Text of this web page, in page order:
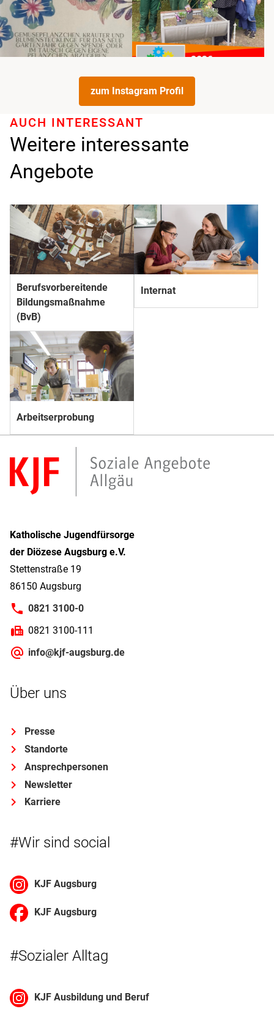
zum Instagram Profil
Weitere interessante
Angebote
AUCH INTERESSANT
Berufs­­vorbereitende
Bildungs­­maßnahme
(BvB)
Internat
Arbeitserprobung
Katholische Jugendfürsorge
der Diözese Augsburg e.V.
Stettenstraße 19
86150 Augsburg
0821 3100-0
0821 3100-111
info@kjf-augsburg.de
Über uns
Presse
Standorte
Ansprechpersonen
Newsletter
Karriere
#Wir sind social
KJF Augsburg
KJF Augsburg
#Sozialer Alltag
KJF Ausbildung und Beruf